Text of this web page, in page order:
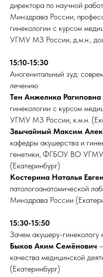
директора по научной
Минздрава России,
гинекологии с курсом
УГМУ МЗ России, д.м.н.,
15:10-15:30
Аногенитальный зуд:
лечению
Тен Анжелика Рагиповна
гинекологии с курсом
УГМУ МЗ России, к.м.н.
Звычайный Максим
кафедры акушерства и
генетики, ФГБОУ ВО
(Екатеринбург)
Костерина Наталья
патологоанатомической
Минздрава России
15:30-15:50
Зачем акушеру-гинекологу
Быков Аким Семёнович
качества медицинской
(Екатеринбург)